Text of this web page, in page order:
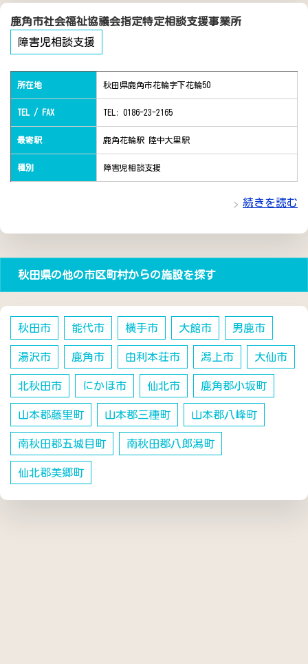
鹿角市社会福祉協議会指定特定相談支援事業所
障害児相談支援
所在地 秋田県鹿角市花輪字下花輪50
TEL / FAX TEL: 0186-23-2165
最寄駅 鹿角花輪駅 陸中大里駅
種別 障害児相談支援
続きを読む
秋田県の他の市区町村からの施設を探す
秋田市 能代市 横手市 大館市 男鹿市
湯沢市 鹿角市 由利本荘市 潟上市 大仙市
北秋田市 にかほ市 仙北市 鹿角郡小坂町
山本郡藤里町 山本郡三種町 山本郡八峰町
南秋田郡五城目町 南秋田郡八郎潟町
仙北郡美郷町